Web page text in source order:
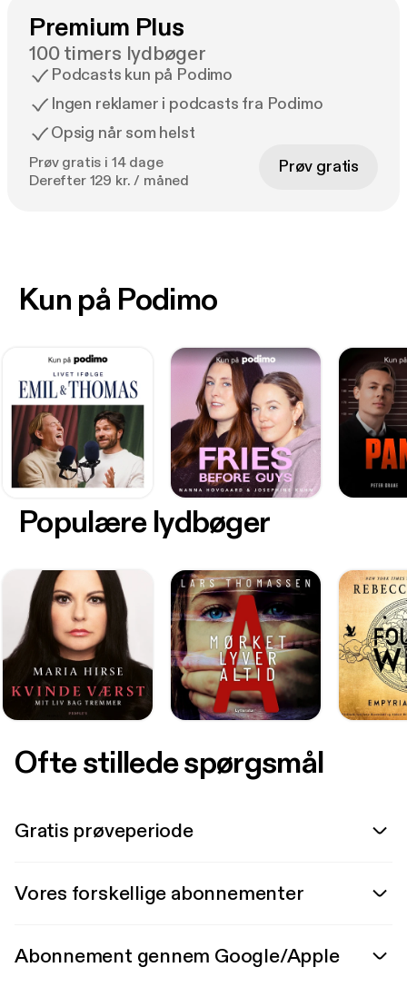
Premium Plus
100 timers lydbøger
Podcasts kun på Podimo
Ingen reklamer i podcasts fra Podimo
Opsig når som helst
Prøv gratis i 14 dage
Derefter 129 kr. / måned
Prøv gratis
Kun på Podimo
Populære lydbøger
Ofte stillede spørgsmål
Gratis prøveperiode
Vores forskellige abonnementer
Abonnement gennem Google/Apple